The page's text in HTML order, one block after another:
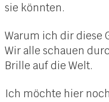
sie könnten.
Warum ich dir diese
Wir alle schauen
Brille auf die Welt.
Ich möchte hier